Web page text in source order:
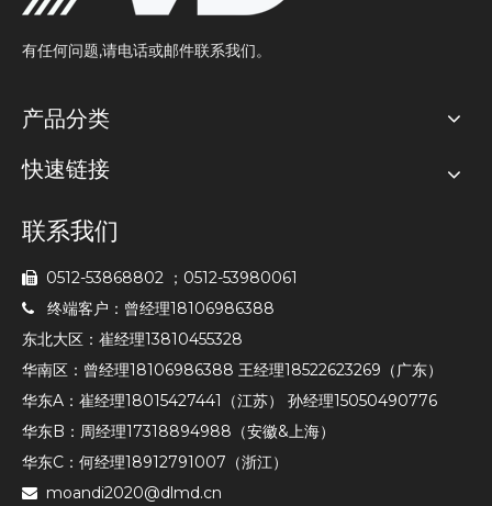
有任何问题,请电话或邮件联系我们。
产品分类
快速链接
联系我们
 0512-53868802 ；0512-53980061

终端客户：曾经理18106986388
东北大区：崔经理13810455328
华南区：曾经理18106986388 王经理18522623269（广东）
华东A：崔经理18015427441（江苏） 孙经理15050490776
华东B：周经理17318894988（安徽&上海）
华东C：何经理18912791007（浙江）
 moandi2020@dlmd.cn